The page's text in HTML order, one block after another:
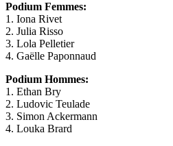
Podium Femmes:
1. Iona Rivet
2. Julia Risso
3. Lola Pelletier
4. Gaëlle Paponnaud
Podium Hommes:
1. Ethan Bry
2. Ludovic Teulade
3. Simon Ackermann
4. Louka Brard